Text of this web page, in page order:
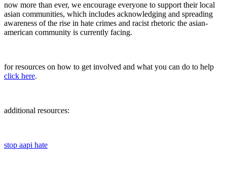
now more than ever, we encourage everyone to support their local
asian communities, which includes acknowledging and spreading
awareness of the rise in hate crimes and racist rhetoric the asian-
american community is currently facing.
for resources on how to get involved and what you can do to help
click here.
additional resources:
stop aapi hate